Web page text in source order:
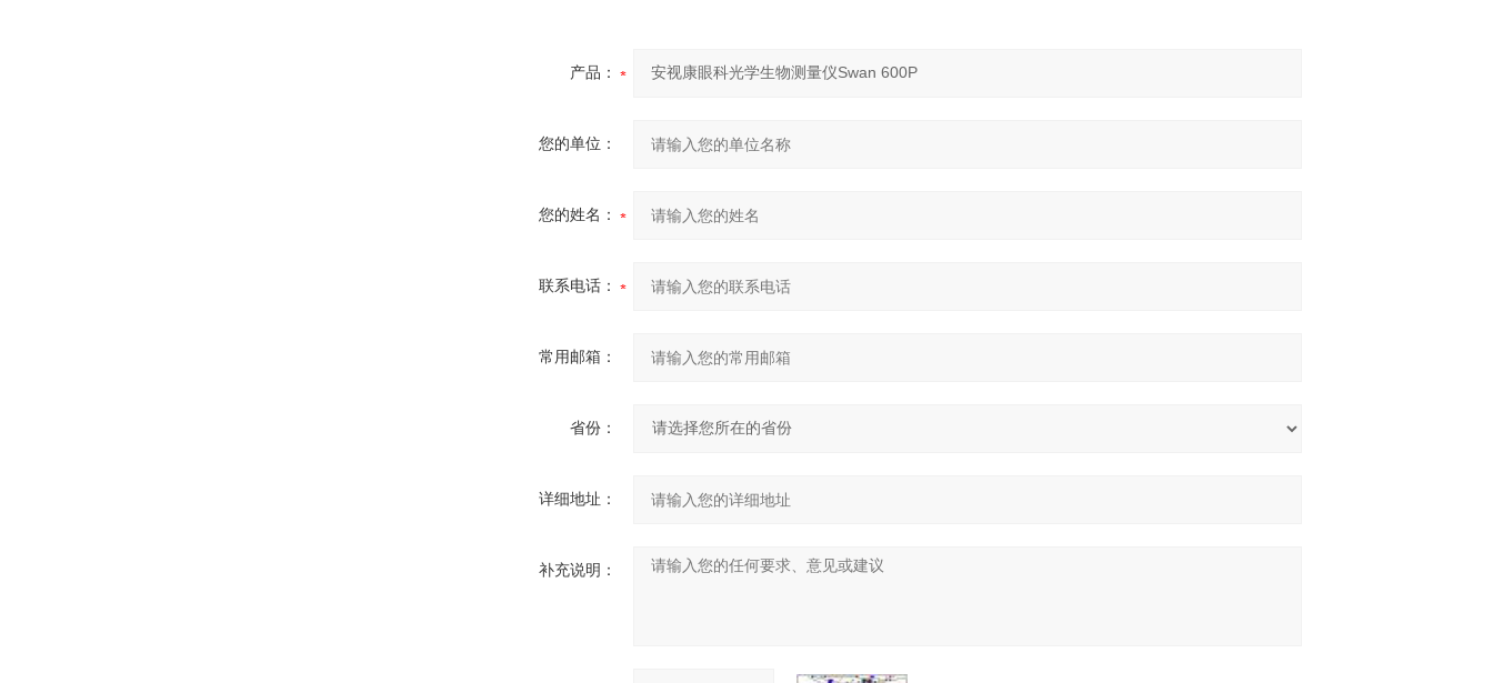
产品：
您的单位：
您的姓名：
联系电话：
常用邮箱：
省份：
详细地址：
补充说明：